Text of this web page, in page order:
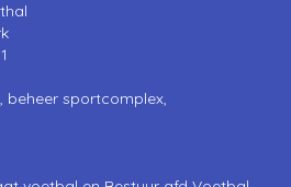
beheer sportcomplex,